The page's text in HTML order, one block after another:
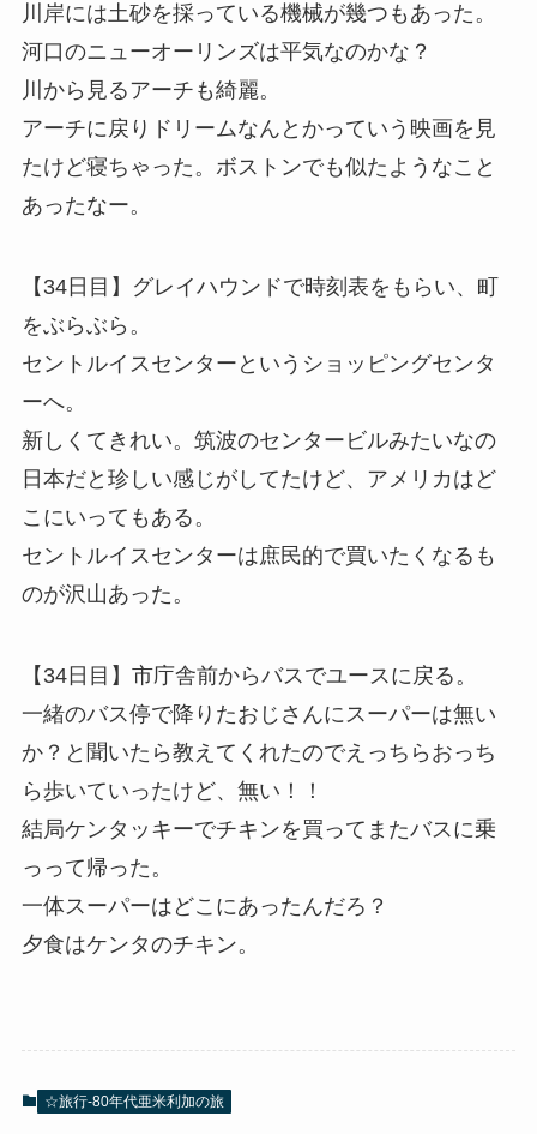
川岸には土砂を採っている機械が幾つもあった。
河口のニューオーリンズは平気なのかな？
川から見るアーチも綺麗。
アーチに戻りドリームなんとかっていう映画を見
たけど寝ちゃった。ボストンでも似たようなこと
あったなー。
【34日目】グレイハウンドで時刻表をもらい、町
をぶらぶら。
セントルイスセンターというショッピングセンタ
ーへ。
新しくてきれい。筑波のセンタービルみたいなの
日本だと珍しい感じがしてたけど、アメリカはど
こにいってもある。
セントルイスセンターは庶民的で買いたくなるも
のが沢山あった。
【34日目】市庁舎前からバスでユースに戻る。
一緒のバス停で降りたおじさんにスーパーは無い
か？と聞いたら教えてくれたのでえっちらおっち
ら歩いていったけど、無い！！
結局ケンタッキーでチキンを買ってまたバスに乗
っって帰った。
一体スーパーはどこにあったんだろ？
夕食はケンタのチキン。
☆旅行-80年代亜米利加の旅